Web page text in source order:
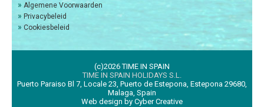
» Algemene Voorwaarden
» Privacybeleid
» Cookiesbeleid
(c)2026 TIME IN SPAIN
TIME IN SPAIN HOLIDAYS S.L.
Puerto Paraiso Bl 7, Locale 23, Puerto de Estepona, Estepona 29680,
Malaga, Spain
Web design by Cyber Creative